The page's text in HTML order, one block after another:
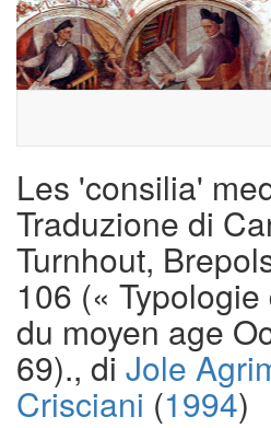
Les 'consilia'
Traduzione di
Turnhout,
106 («
du moyen age
69)., di Jole
Crisciani (1994)